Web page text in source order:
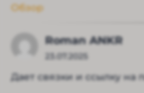
Обзор
Roman ANKR
23.07.2025
Дает связки и ссылку на